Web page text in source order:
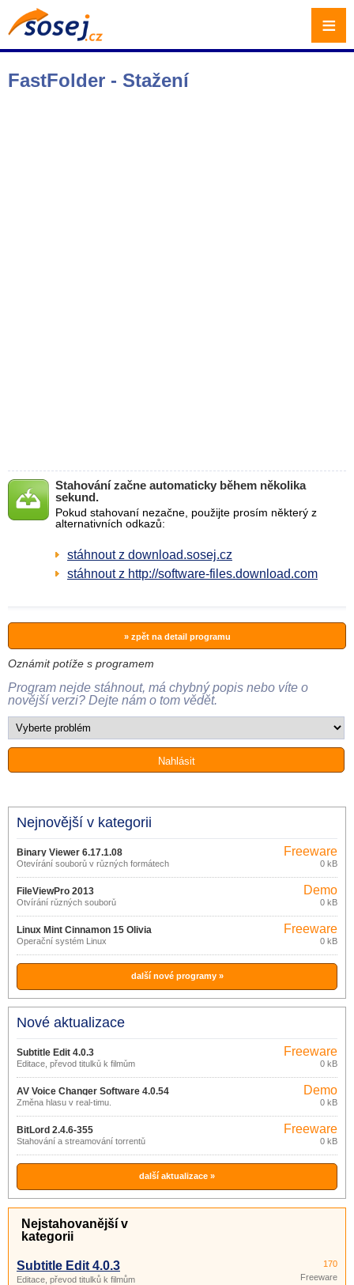
FastFolder - Stažení
Stahování začne automaticky během několika
sekund.
Pokud stahovaní nezačne, použijte prosím některý z
alternativních odkazů:
stáhnout z download.sosej.cz
stáhnout z http://software-files.download.com
» zpět na detail programu
Oznámit potíže s programem
Program nejde stáhnout, má chybný popis nebo víte o
novější verzi? Dejte nám o tom vědět.
Nejnovější v kategorii
Binary Viewer 6.17.1.08
Otevírání souborů v různých formátech
Freeware
0 kB
FileViewPro 2013
Otvírání různých souborů
Demo
0 kB
Linux Mint Cinnamon 15 Olivia
Operační systém Linux
Freeware
0 kB
další nové programy »
Nové aktualizace
Subtitle Edit 4.0.3
Editace, převod titulků k filmům
Freeware
0 kB
AV Voice Changer Software 4.0.54
Změna hlasu v real-timu.
Demo
0 kB
BitLord 2.4.6-355
Stahování a streamování torrentů
Freeware
0 kB
další aktualizace »
Nejstahovanější v
kategorii
Subtitle Edit 4.0.3
Editace, převod titulků k filmům
170
Freeware
≡